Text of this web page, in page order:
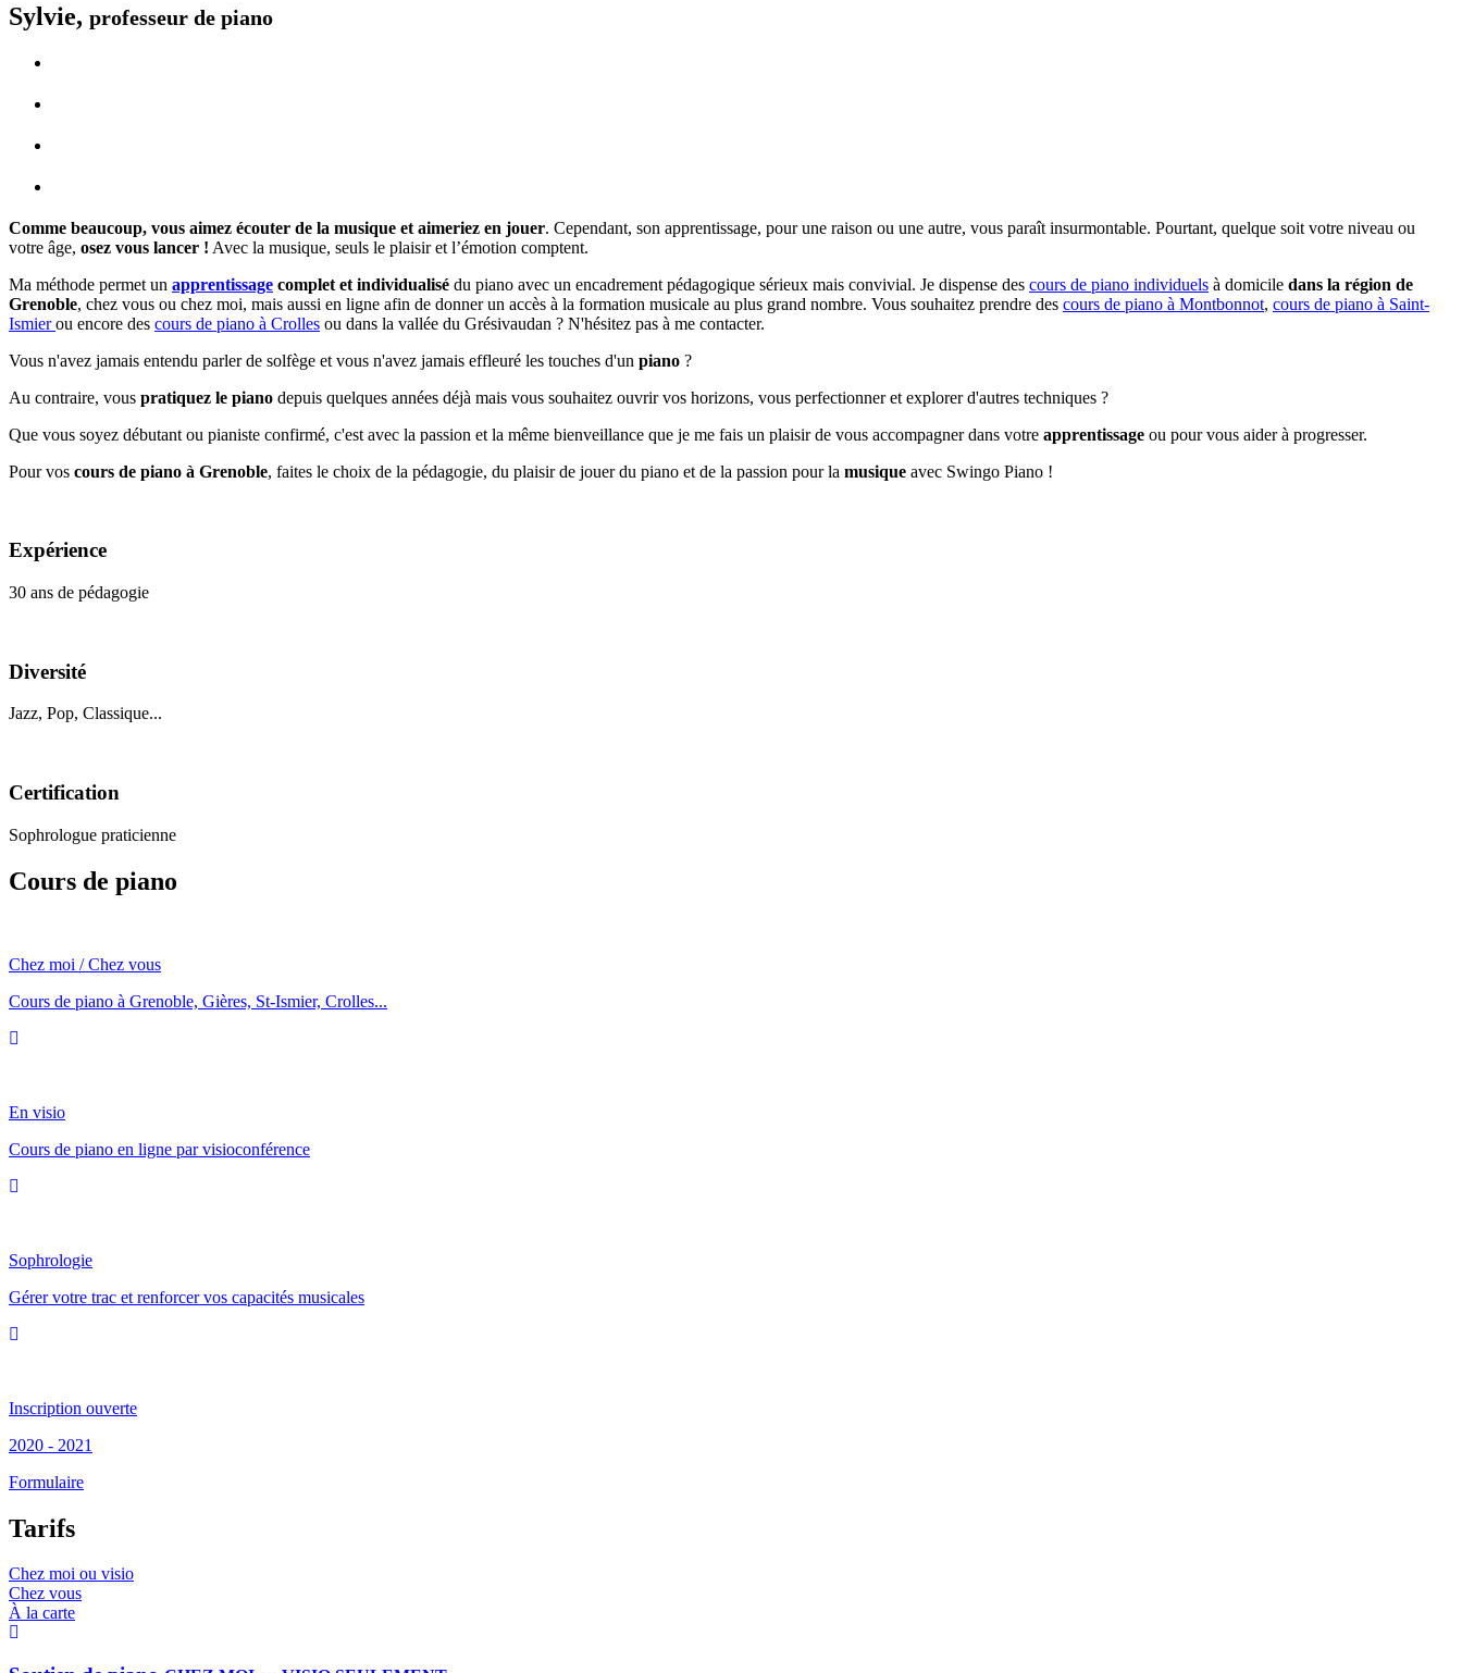
Sylvie, professeur de piano
Comme beaucoup, vous aimez écouter de la musique et aimeriez en jouer. Cependant, son apprentissage, pour une raison ou une autre, vous paraît insurmontable. Pourtant, quelque soit votre niveau ou
votre âge, osez vous lancer ! Avec la musique, seuls le plaisir et l’émotion comptent.
Ma méthode permet un apprentissage complet et individualisé du piano avec un encadrement pédagogique sérieux mais convivial. Je dispense des cours de piano individuels à domicile dans la région de
Grenoble, chez vous ou chez moi, mais aussi en ligne afin de donner un accès à la formation musicale au plus grand nombre. Vous souhaitez prendre des cours de piano à Montbonnot, cours de piano à Saint-
Ismierou encore des cours de piano à Crolles ou dans la vallée du Grésivaudan ? N'hésitez pas à me contacter.
Vous n'avez jamais entendu parler de solfège et vous n'avez jamais effleuré les touches d'un piano ?
Au contraire, vous pratiquez le piano depuis quelques années déjà mais vous souhaitez ouvrir vos horizons, vous perfectionner et explorer d'autres techniques ?
Que vous soyez débutant ou pianiste confirmé, c'est avec la passion et la même bienveillance que je me fais un plaisir de vous accompagner dans votre apprentissage ou pour vous aider à progresser.
Pour vos cours de piano à Grenoble, faites le choix de la pédagogie, du plaisir de jouer du piano et de la passion pour la musique avec Swingo Piano !
Expérience
30 ans de pédagogie
Diversité
Jazz, Pop, Classique...
Certification
Sophrologue praticienne
Cours de piano
Chez moi / Chez vous
Cours de piano à Grenoble, Gières, St-Ismier, Crolles...
En visio
Cours de piano en ligne par visioconférence
Sophrologie
Gérer votre trac et renforcer vos capacités musicales
Inscription ouverte
2020 - 2021
Formulaire
Tarifs
Chez moi ou visio
Chez vous
À la carte